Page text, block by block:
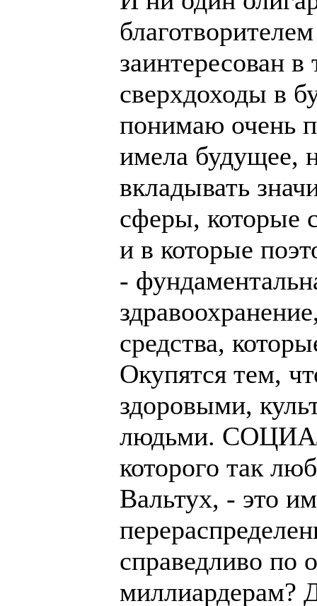
заинтересован
сверхдоходы в
понимаю очень
имела
вкладывать
сферы, которые
и в которые
-
средства,
Окупятся тем,
здоровыми,
людьми.
которого так
Вальтух, - это
справедливо
миллиардерам?